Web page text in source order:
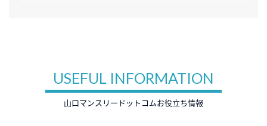
USEFUL INFORMATION
山口マンスリードットコムお役立ち情報